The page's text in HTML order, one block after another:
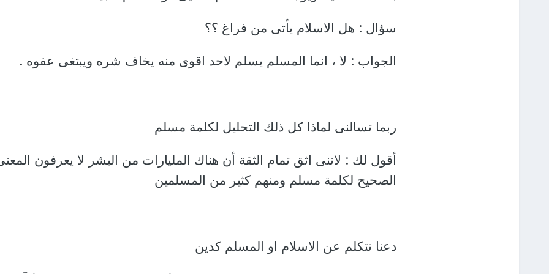
سؤال : هل الاسلام يأتى من فراغ ؟؟
الجواب : لا ، انما المسلم يسلم لاحد اقوى منه يخاف شره ويبتغى عفوه .
ربما تسالنى لماذا كل ذلك التحليل لكلمة مسلم
أقول لك : لاننى اثق تمام الثقة أن هناك المليارات من البشر لا يعرفون
الصحيح لكلمة مسلم ومنهم كثير من المسلمين
دعنا نتكلم عن الاسلام او المسلم كدين